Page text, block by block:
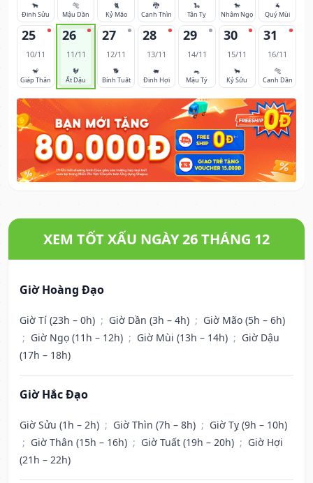
🐂
Đinh Sửu
🐅
Mậu Dần
🐈
Kỷ Mão
🐉
Canh Thìn
🐍
Tân Tỵ
🐎
Nhâm Ngọ
🐐
Quý Mùi
25
10/11
🐒
Giáp Thân
26
11/11
🐓
Ất Dậu
27
12/11
🐕
Bính Tuất
28
13/11
🐖
Đinh Hợi
29
14/11
🐀
Mậu Tý
30
15/11
🐂
Kỷ Sửu
31
16/11
🐅
Canh Dần
XEM TỐT XẤU NGÀY 26 THÁNG 12
Giờ Hoàng Đạo
Giờ Tí (23h – 0h) ; Giờ Dần (3h – 4h) ; Giờ Mão (5h – 6h)
; Giờ Ngọ (11h – 12h) ; Giờ Mùi (13h – 14h) ; Giờ Dậu
(17h – 18h)
Giờ Hắc Đạo
Giờ Sửu (1h – 2h) ; Giờ Thìn (7h – 8h) ; Giờ Tỵ (9h – 10h)
; Giờ Thân (15h – 16h) ; Giờ Tuất (19h – 20h) ; Giờ Hợi
(21h – 22h)